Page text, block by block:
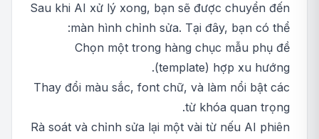
Sau khi AI xử lý xong, bạn sẽ được chuyển đến
màn hình chỉnh sửa. Tại đây, bạn có thể:
Chọn một trong hàng chục mẫu phụ đề
(template) hợp xu hướng.
Thay đổi màu sắc, font chữ, và làm nổi bật các
từ khóa quan trọng.
Rà soát và chỉnh sửa lại một vài từ nếu AI phiên